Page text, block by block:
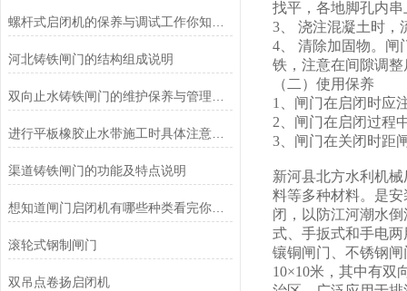
河北铸铁闸门的结构组成说明
进行平板橡胶止水带施工时具体注意这几个方面才行
渠道铸铁闸门的功能及特点说明
想知道闸门启闭机有哪些种类看完你就知道了
滚轮式钢制闸门
双吊点卷扬启闭机
找平，各地脚孔内
3、 浇注混凝土时，
4、 清除加固物。闸
铁，注意在间隙调
（二）使用保养
1、闸门在启闭时应
2、闸门在启闭过程
3、闸门在关闭时距
新河县北方水利机
料等多种材料。是
闭，以防江河潮水
式、手扳式和手电
镶铜闸门、不锈钢
10×10米，其中有双